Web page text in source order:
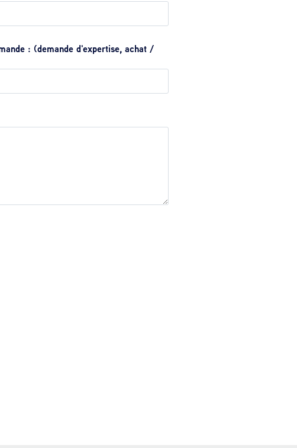
: (demande d'expertise, achat /